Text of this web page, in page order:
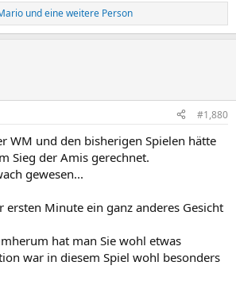
und eine weitere Person
#1,880
WM und den bisherigen Spielen hätte
Sieg der Amis gerechnet.
gewesen...
ersten Minute ein ganz anderes Gesicht
hat man Sie wohl etwas
war in diesem Spiel wohl besonders